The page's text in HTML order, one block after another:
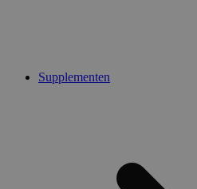
Supplementen